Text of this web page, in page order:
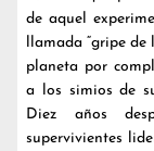
de aquel
llamada “gripe de
planeta por
a los simios de
Diez años
supervivientes